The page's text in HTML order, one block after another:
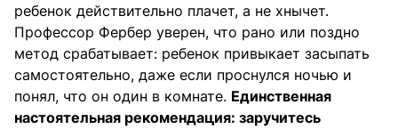
ребенок действительно плачет, а не хнычет.
Профессор Фербер уверен, что рано или поздно
метод срабатывает: ребенок привыкает засыпать
самостоятельно, даже если проснулся ночью и
понял, что он один в комнате. Единственная
настоятельная рекомендация: заручитесь